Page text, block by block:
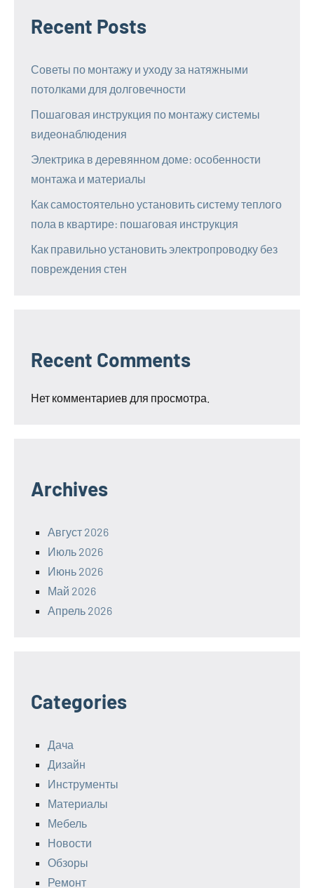
Recent Posts
Советы по монтажу и уходу за натяжными
потолками для долговечности
Пошаговая инструкция по монтажу системы
видеонаблюдения
Электрика в деревянном доме: особенности
монтажа и материалы
Как самостоятельно установить систему теплого
пола в квартире: пошаговая инструкция
Как правильно установить электропроводку без
повреждения стен
Recent Comments
Нет комментариев для просмотра.
Archives
Август 2026
Июль 2026
Июнь 2026
Май 2026
Апрель 2026
Categories
Дача
Дизайн
Инструменты
Материалы
Мебель
Новости
Обзоры
Ремонт